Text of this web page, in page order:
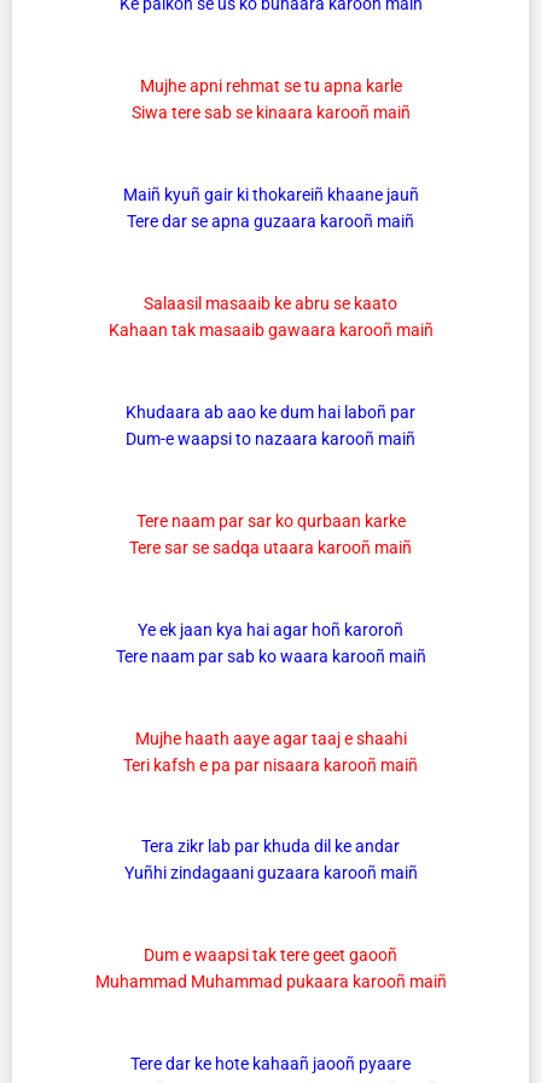
Mujhe apni rehmat se tu apna karle
Siwa tere sab se kinaara karooñ maiñ
Maiñ kyuñ gair ki thokareiñ khaane jauñ
Tere dar se apna guzaara karooñ maiñ
Salaasil masaaib ke abru se kaato
Kahaan tak masaaib gawaara karooñ maiñ
Khudaara ab aao ke dum hai laboñ par
Dum-e waapsi to nazaara karooñ maiñ
Tere naam par sar ko qurbaan karke
Tere sar se sadqa utaara karooñ maiñ
Ye ek jaan kya hai agar hoñ karoroñ
Tere naam par sab ko waara karooñ maiñ
Mujhe haath aaye agar taaj e shaahi
Teri kafsh e pa par nisaara karooñ maiñ
Tera zikr lab par khuda dil ke andar
Yuñhi zindagaani guzaara karooñ maiñ
Dum e waapsi tak tere geet gaooñ
Muhammad Muhammad pukaara karooñ maiñ
Tere dar ke hote kahaañ jaooñ pyaare